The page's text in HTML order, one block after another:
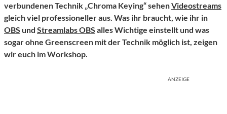
verbundenen Technik „Chroma Keying“ sehenVideostreams
gleich viel professioneller aus. Was ihr braucht, wie ihr in
OBS und Streamlabs OBS alles Wichtige einstellt und was
sogar ohne Greenscreen mit der Technik möglich ist, zeigen
wir euch im Workshop.
ANZEIGE